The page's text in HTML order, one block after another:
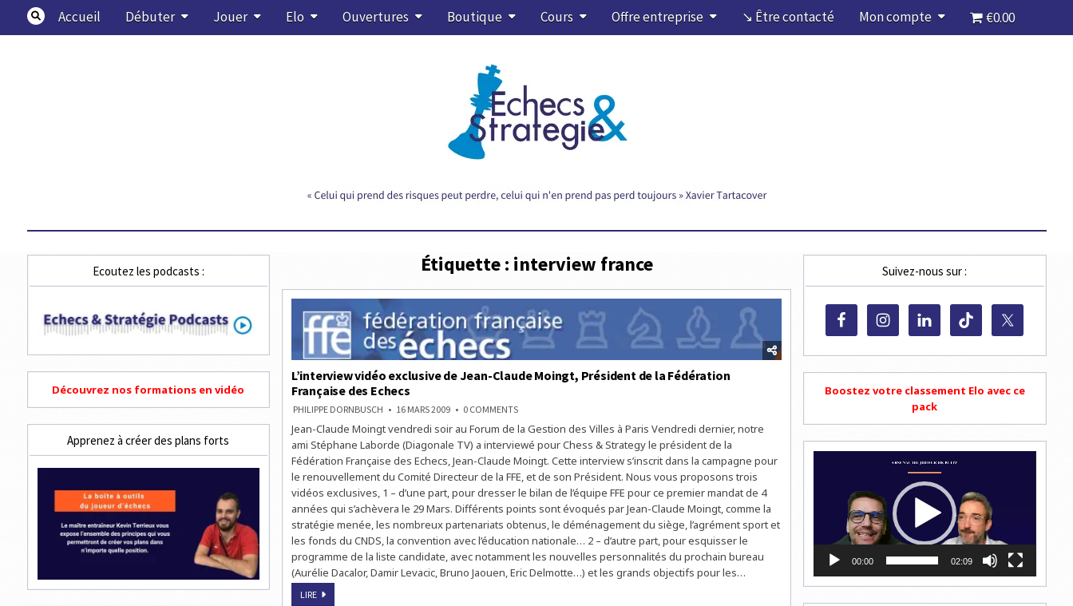
content
Accueil Débuter Jouer Elo Ouvertures Boutique Cours Offre entreprise ↘ Être contacté Mon compte €0.00
Étiquette : interview france
L’interview vidéo exclusive de Jean-Claude Moingt, Président de la Fédération
Française des Echecs
PHILIPPE DORNBUSCH 16 MARS 2009 0 COMMENTSON
VIDÉO
DE
JEAN-
CLAUDE
MOINGT,
PRÉSIDENT
DE
LA
FÉDÉRATION
FRANÇAISE
ECHECS
Jean-Claude Moingt vendredi soir au Forum de la Gestion des Villes à Paris Vendredi dernier, notre
ami Stéphane Laborde (Diagonale TV) a interviewé pour Chess & Strategy le président de la
Fédération Française des Echecs, Jean-Claude Moingt. Cette interview s’inscrit dans la campagne pour
le renouvellement du Comité Directeur de la FFE, et de son Président. Nous vous proposons trois
vidéos exclusives, 1 – d’une part, pour dresser le bilan de l’équipe FFE pour ce premier mandat de 4
années qui s’achèvera le 29 Mars. Différents points sont évoqués par Jean-Claude Moingt, comme la
stratégie menée, les nombreux partenariats obtenus, le déménagement du siège, l’agrément sport et
les fonds du CNDS, la convention avec l’éducation nationale… 2 – d’autre part, pour esquisser le
programme de la liste candidate, avec notamment les nouvelles personnalités du prochain bureau
(Aurélie Dacalor, Damir Levacic, Bruno Jaouen, Eric Delmotte…) et les grands objectifs pour les…
LIREL’INTERVIEW
Ecoutez les podcasts :
Découvrez nos formations en vidéo
Apprenez à créer des plans forts
Suivez-nous sur :
Boostez votre classement Elo avec ce
pack
00:00 02:09